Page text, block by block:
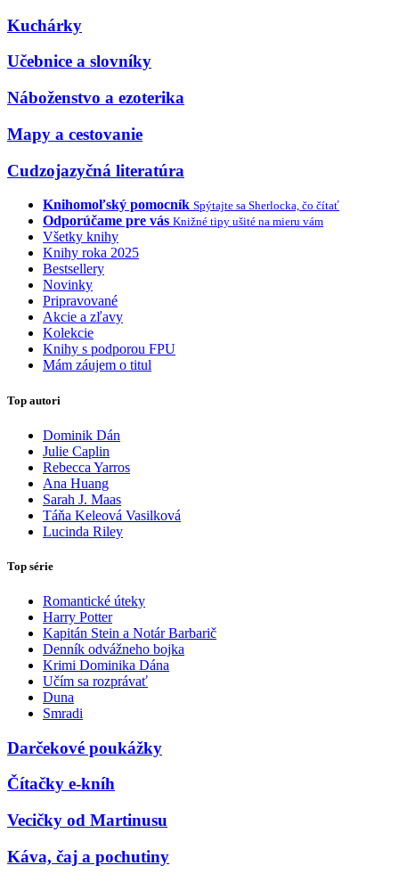
Kuchárky
Učebnice a slovníky
Náboženstvo a ezoterika
Mapy a cestovanie
Cudzojazyčná literatúra
Knihomoľský pomocník Spýtajte sa Sherlocka, čo čítať
Odporúčame pre vás Knižné tipy ušité na mieru vám
Všetky knihy
Knihy roka 2025
Bestsellery
Novinky
Pripravované
Akcie a zľavy
Kolekcie
Knihy s podporou FPU
Mám záujem o titul
Top autori
Dominik Dán
Julie Caplin
Rebecca Yarros
Ana Huang
Sarah J. Maas
Táňa Keleová Vasilková
Lucinda Riley
Top série
Romantické úteky
Harry Potter
Kapitán Stein a Notár Barbarič
Denník odvážneho bojka
Krimi Dominika Dána
Učím sa rozprávať
Duna
Smradi
Darčekové poukážky
Čítačky e-kníh
Vecičky od Martinusu
Káva, čaj a pochutiny